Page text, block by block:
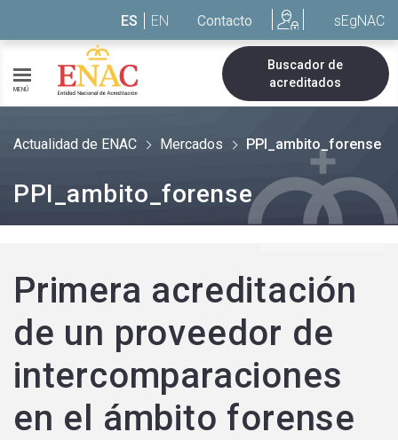
ES EN Contacto sEgNAC
MENÚ
Buscador de
acreditados
Actualidad de ENAC Mercados PPI_ambito_forense
PPI_ambito_forense
Primera acreditación
de un proveedor de
intercomparaciones
en el ámbito forense